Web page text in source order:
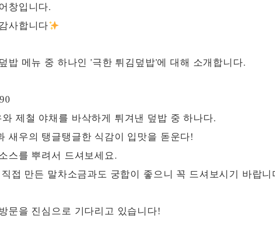
창입니다.
사합니다
밥 메뉴 중 하나인 '극한 튀김덮밥'에 대해 소개합니다.
제철 야채를 바삭하게 튀겨낸 덮밥 중 하나다.
새우의 탱글탱글한 식감이 입맛을 돋운다!
스를 뿌려서 드셔보세요.
접 만든 말차소금과도 궁합이 좋으니 꼭 드셔보시기 바랍니
문을 진심으로 기다리고 있습니다!